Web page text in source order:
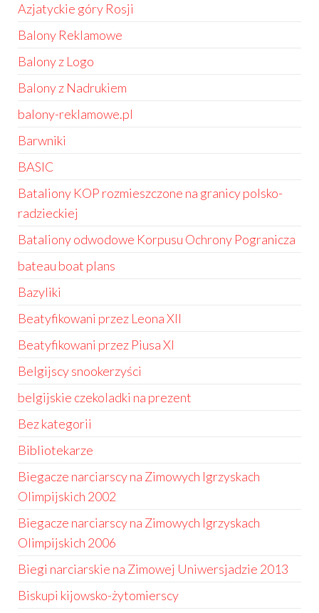
Azjatyckie góry Rosji
Balony Reklamowe
Balony z Logo
Balony z Nadrukiem
balony-reklamowe.pl
Barwniki
BASIC
Bataliony KOP rozmieszczone na granicy polsko-
radzieckiej
Bataliony odwodowe Korpusu Ochrony Pogranicza
bateau boat plans
Bazyliki
Beatyfikowani przez Leona XII
Beatyfikowani przez Piusa XI
Belgijscy snookerzyści
belgijskie czekoladki na prezent
Bez kategorii
Bibliotekarze
Biegacze narciarscy na Zimowych Igrzyskach
Olimpijskich 2002
Biegacze narciarscy na Zimowych Igrzyskach
Olimpijskich 2006
Biegi narciarskie na Zimowej Uniwersjadzie 2013
Biskupi kijowsko-żytomierscy